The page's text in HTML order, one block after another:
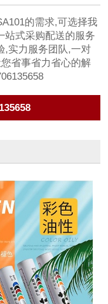
的需求,可选择我
站式采购配送的服务
,实力服务团队,一对
省事省力省心的解